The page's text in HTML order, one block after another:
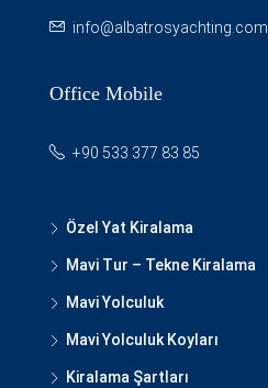
info@albatrosyachting.com
Office Mobile
+90 533 377 83 85
Özel Yat Kiralama
Mavi Tur – Tekne Kiralama
Mavi Yolculuk
Mavi Yolculuk Koyları
Kiralama Şartları